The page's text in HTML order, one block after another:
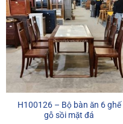
H100126 – Bộ bàn ăn 6 ghế
gỗ sồi mặt đá